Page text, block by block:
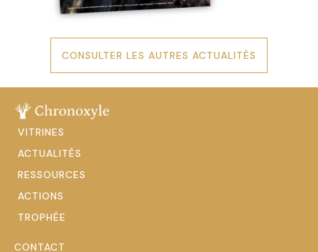
CONSULTER LES AUTRES ACTUALITÉS
VITRINES
ACTUALITÉS
RESSOURCES
ACTIONS
TROPHÉE
CONTACT